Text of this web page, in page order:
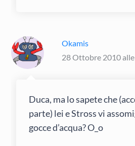
Okamis
28 Ottobre 2010
Duca, ma lo sapete che
parte) lei e Stross vi
gocce d’acqua? O_o